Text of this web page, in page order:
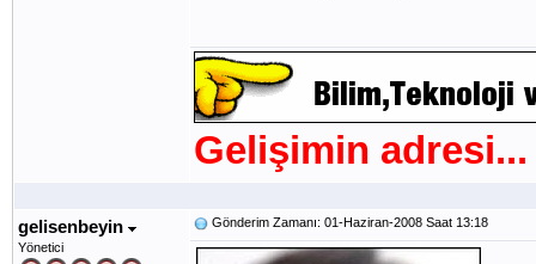
Gelişimin adresi...
gelisenbeyin
Yönetici
Gönderim Zamanı: 01-Haziran-2008 Saat 13:18